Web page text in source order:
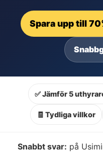
Spara upp till
✅ Jämför 5
🧾 Tydliga villkor
Snabbt svar: på